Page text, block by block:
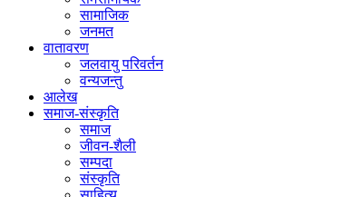
सामाजिक
जनमत
वातावरण
जलवायु परिवर्तन
वन्यजन्तु
आलेख
समाज-संस्कृति
समाज
जीवन-शैली
सम्पदा
संस्कृति